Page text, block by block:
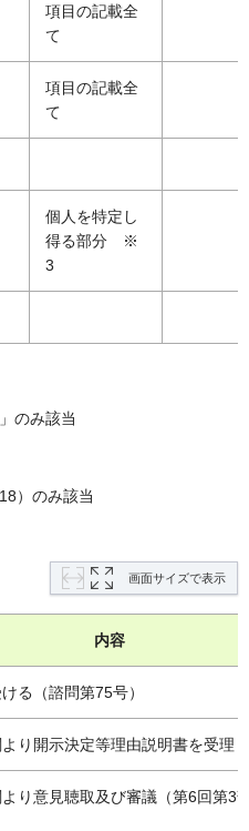
項目の記載全
て
項目の記載全
て
個人を特定し
得る部分 ※
3
のみ該当
）のみ該当
画面サイズで表示
内容
る（諮問第75号）
り開示決定等理由説明書を受理
り意見聴取及び審議（第6回第3